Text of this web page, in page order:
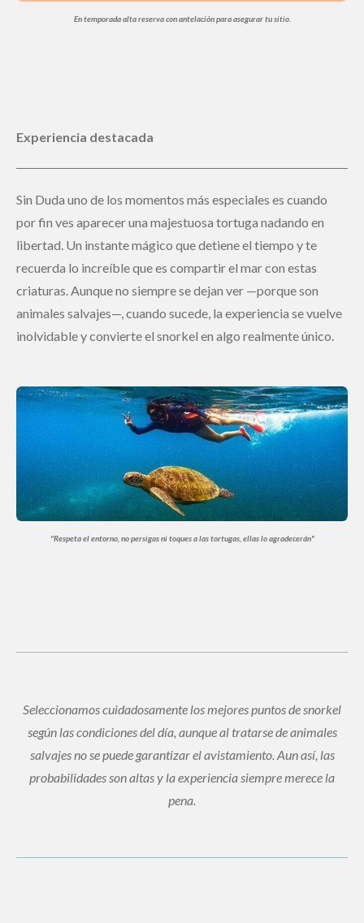
En temporada alta reserva con antelación para asegurar tu sitio.
Experiencia destacada
Sin Duda uno de los momentos más especiales es cuando
por fin ves aparecer una majestuosa tortuga nadando en
libertad. Un instante mágico que detiene el tiempo y te
recuerda lo increíble que es compartir el mar con estas
criaturas. Aunque no siempre se dejan ver —porque son
animales salvajes—, cuando sucede, la experiencia se vuelve
inolvidable y convierte el snorkel en algo realmente único.
"Respeta el entorno, no persigas nitoquesa las tortugas, ellas lo agradecerán"
Seleccionamos cuidadosamente los mejores puntos de snorkel
según las condiciones del día, aunque al tratarse de animales
salvajes no se puede garantizar el avistamiento. Aun así, las
probabilidades son altas y la experiencia siempre merece la
pena.